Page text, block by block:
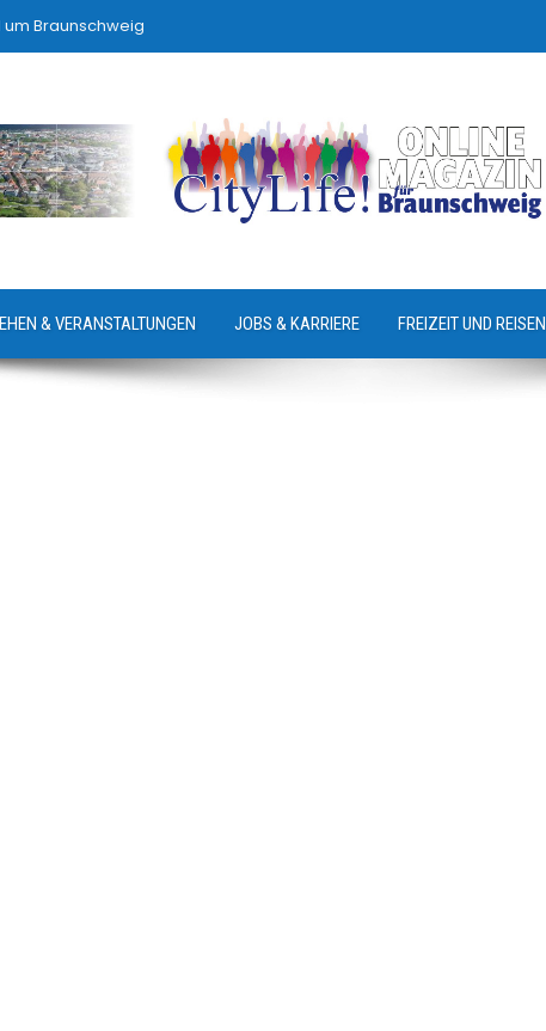
Braunschweig
& VERANSTALTUNGEN JOBS & KARRIERE FREIZEIT UND REISEN